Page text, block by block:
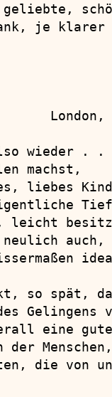
je
London,
wieder . .
machst,
liebes
leicht
auch,
so spät,
Gelingens
eine
der
die von